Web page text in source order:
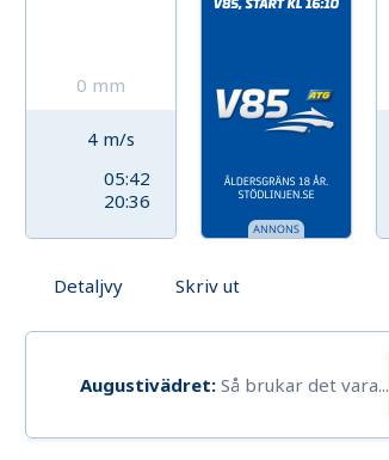
0 mm
4 m/s
05:42
20:36
Detaljvy Skriv ut
Augustivädret: Så brukar det vara...